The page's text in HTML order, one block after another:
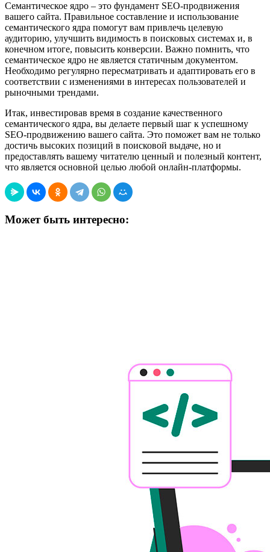
Семантическое ядро – это фундамент SEO-продвижения
вашего сайта. Правильное составление и использование
семантического ядра помогут вам привлечь целевую
аудиторию, улучшить видимость в поисковых системах и, в
конечном итоге, повысить конверсии. Важно помнить, что
семантическое ядро не является статичным документом.
Необходимо регулярно пересматривать и адаптировать его в
соответствии с изменениями в интересах пользователей и
рыночными трендами.
Итак, инвестировав время в создание качественного
семантического ядра, вы делаете первый шаг к успешному
SEO-продвижению вашего сайта. Это поможет вам не только
достичь высоких позиций в поисковой выдаче, но и
предоставлять вашему читателю ценный и полезный контент,
что является основной целью любой онлайн-платформы.
Может быть интересно: